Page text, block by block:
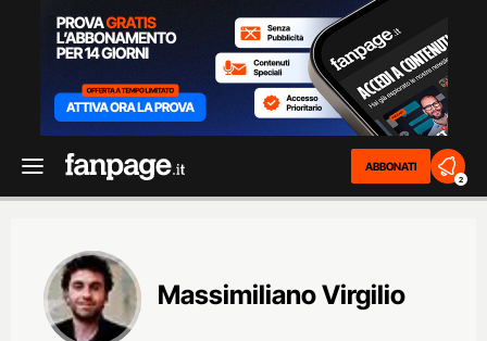
ABBONATI
2
Massimiliano Virgilio